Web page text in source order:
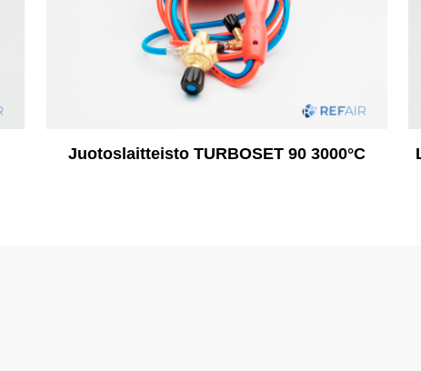
Juotoslaitteisto TURBOSET 90 3000°C